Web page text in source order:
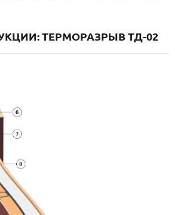
ТЕРМОРАЗРЫВ ТД-02